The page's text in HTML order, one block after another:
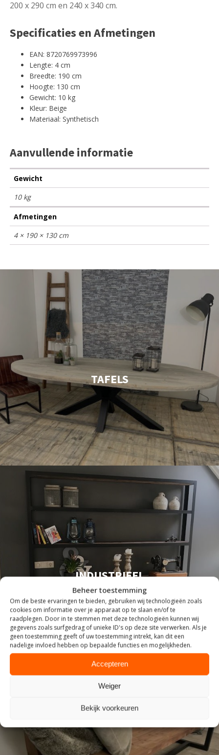
Beheer toestemming
Om de beste ervaringen te bieden, gebruiken wij technologieën zoals
cookies om informatie over je apparaat op te slaan en/of te
raadplegen. Door in te stemmen met deze technologieën kunnen wij
gegevens zoals surfgedrag of unieke ID's op deze site verwerken. Als je
geen toestemming geeft of uw toestemming intrekt, kan dit een
nadelige invloed hebben op bepaalde functies en mogelijkheden.
Accepteren
Weiger
Bekijk voorkeuren
200 x 290 cm en 240 x 340 cm.
Specificaties en Afmetingen
EAN: 8720769973996
Lengte: 4 cm
Breedte: 190 cm
Hoogte: 130 cm
Gewicht: 10 kg
Kleur: Beige
Materiaal: Synthetisch
Aanvullende informatie
Gewicht
10 kg
Afmetingen
4 × 190 × 130 cm
TAFELS
INDUSTRIEEL